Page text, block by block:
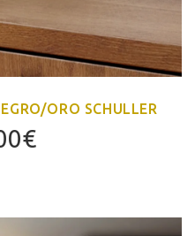
ORO SCHULLER
€